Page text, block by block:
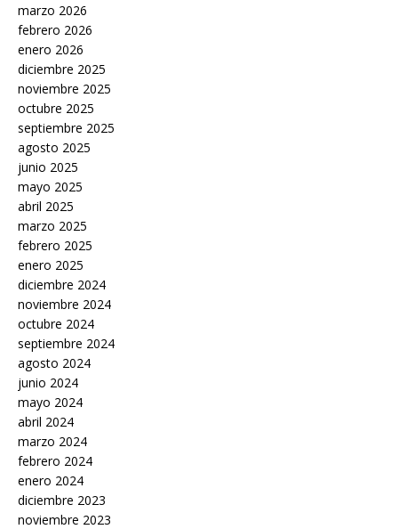
marzo 2026
febrero 2026
enero 2026
diciembre 2025
noviembre 2025
octubre 2025
septiembre 2025
agosto 2025
junio 2025
mayo 2025
abril 2025
marzo 2025
febrero 2025
enero 2025
diciembre 2024
noviembre 2024
octubre 2024
septiembre 2024
agosto 2024
junio 2024
mayo 2024
abril 2024
marzo 2024
febrero 2024
enero 2024
diciembre 2023
noviembre 2023